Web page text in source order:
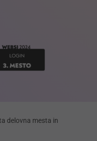
delovna mesta in